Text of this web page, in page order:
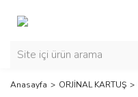
Anasayfa ORJİNAL KARTUŞ